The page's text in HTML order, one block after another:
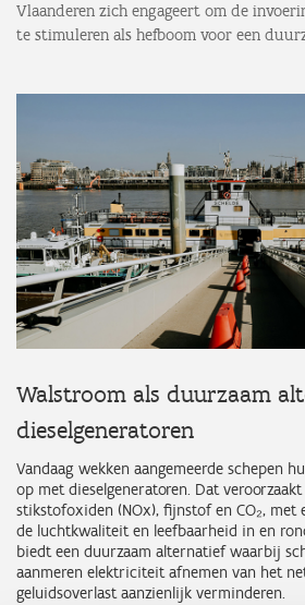
Vlaanderen zich engageert om de
te stimuleren als hefboom voor een
Walstroom als duurzaam
dieselgeneratoren
Vandaag wekken aangemeerde schepen
op met dieselgeneratoren. Dat
stikstofoxiden (NOx), fijnstof en CO₂, met
de luchtkwaliteit en leefbaarheid in en
biedt een duurzaam alternatief waarbij
aanmeren elektriciteit afnemen van het
geluidsoverlast aanzienlijk verminderen.